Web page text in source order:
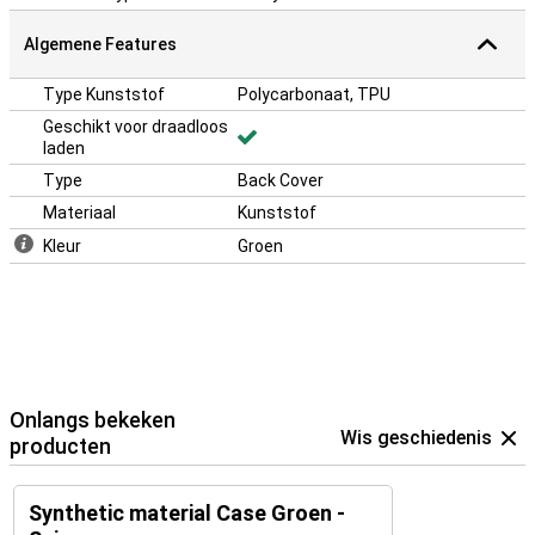
Algemene Features
Type Kunststof
Polycarbonaat, TPU
Geschikt voor draadloos
laden
Type
Back Cover
Materiaal
Kunststof
Kleur
Groen
Onlangs bekeken
producten
Wis geschiedenis
Synthetic material Case Groen -